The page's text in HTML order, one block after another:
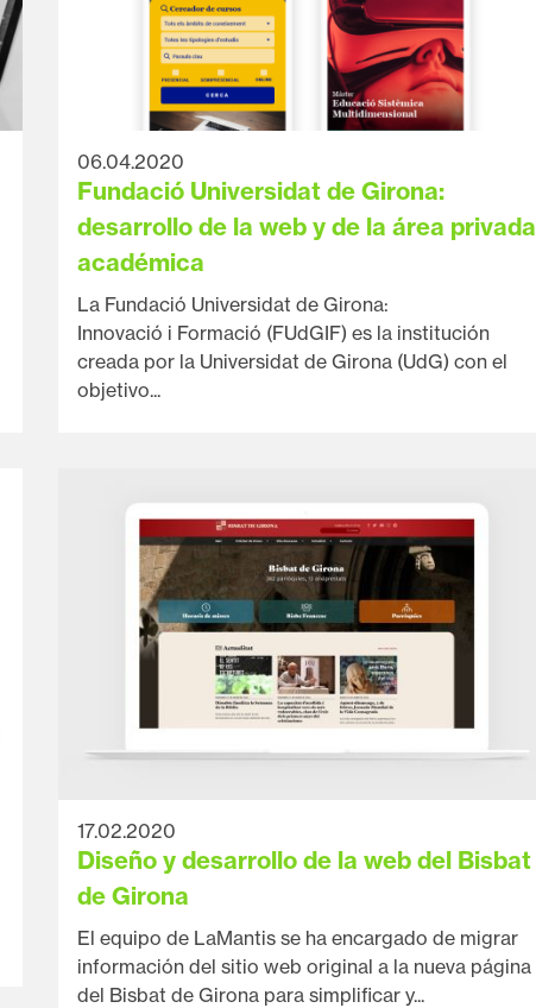
06.04.2020
Fundació Universidat de Girona:
desarrollo de la web y de la área privada
académica
La Fundació Universidat de Girona:
Innovació i Formació (FUdGIF) es la institución
creada por la Universidat de Girona (UdG) con el
objetivo...
17.02.2020
Diseño y desarrollo de la web del Bisbat
de Girona
El equipo de LaMantis se ha encargado de migrar
información del sitio web original a la nueva página
del Bisbat de Girona para simplificar y...